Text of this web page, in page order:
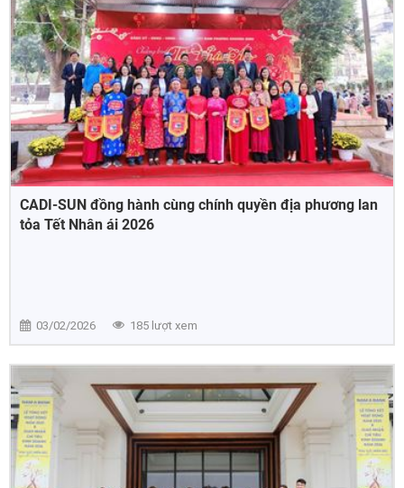
CADI-SUN đồng hành cùng chính quyền địa phương lan
tỏa Tết Nhân ái 2026
03/02/2026 185 lượt xem